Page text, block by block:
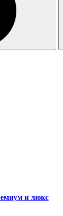
и люкс